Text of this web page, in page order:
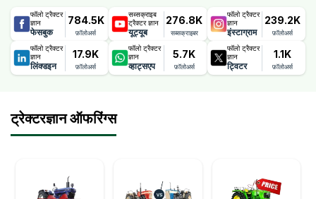
फॉलो ट्रैक्टर
ज्ञान
फेसबुक
784.5K
फ़ॉलोअर्स
सब्सक्राइब
ट्रैक्टर ज्ञान
यूट्यूब
276.8K
सब्सक्राइबर
फॉलो ट्रैक्टर
ज्ञान
इंस्टाग्राम
239.2K
फ़ॉलोअर्स
फॉलो ट्रैक्टर
ज्ञान
लिंक्डइन
17.9K
फ़ॉलोअर्स
फॉलो ट्रैक्टर
ज्ञान
व्हाट्सएप
5.7K
फ़ॉलोअर्स
फॉलो ट्रैक्टर
ज्ञान
ट्विटर
1.1K
फ़ॉलोअर्स
ट्रेक्टरज्ञान ऑफरिंग्स